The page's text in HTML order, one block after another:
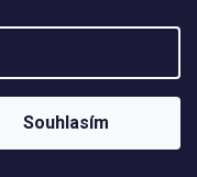
Souhlasím